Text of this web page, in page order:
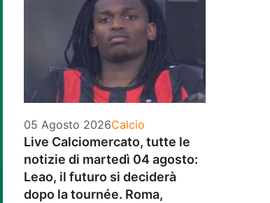
05 Agosto 2026Categorie
Calcio
Live Calciomercato, tutte le
notizie di martedì 04 agosto:
Leao, il futuro si deciderà
dopo la tournée. Roma,